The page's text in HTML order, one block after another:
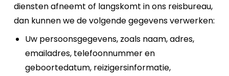
diensten afneemt of langskomt in ons reisbureau,
dan kunnen we de volgende gegevens verwerken:
Uw persoonsgegevens, zoals naam, adres,
emailadres, telefoonnummer en
geboortedatum, reizigersinformatie,